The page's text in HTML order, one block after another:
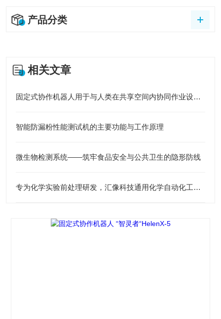
产品分类
相关文章
固定式协作机器人用于与人类在共享空间内协同作业设计的机器人
智能防漏粉性能测试机的主要功能与工作原理
微生物检测系统——筑牢食品安全与公共卫生的隐形防线
专为化学实验前处理研发，汇像科技通用化学自动化工作站